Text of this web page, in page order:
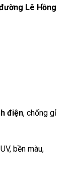
Lê Hồng
điện, chống gỉ
bền màu,